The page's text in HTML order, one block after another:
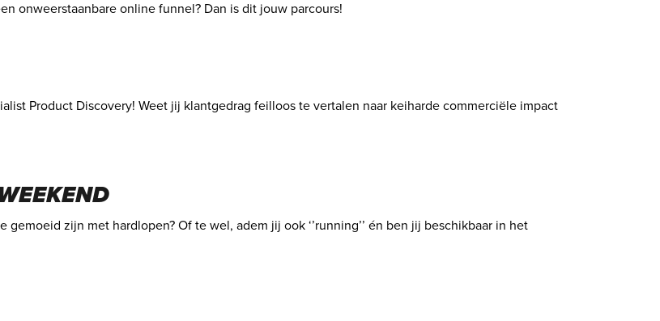
onweerstaanbare online funnel? Dan is dit jouw parcours!
Product Discovery! Weet jij klantgedrag feilloos te vertalen naar keiharde commerciële impact
zijn met hardlopen? Of te wel, adem jij ook ‘’running’’ én ben jij beschikbaar in het